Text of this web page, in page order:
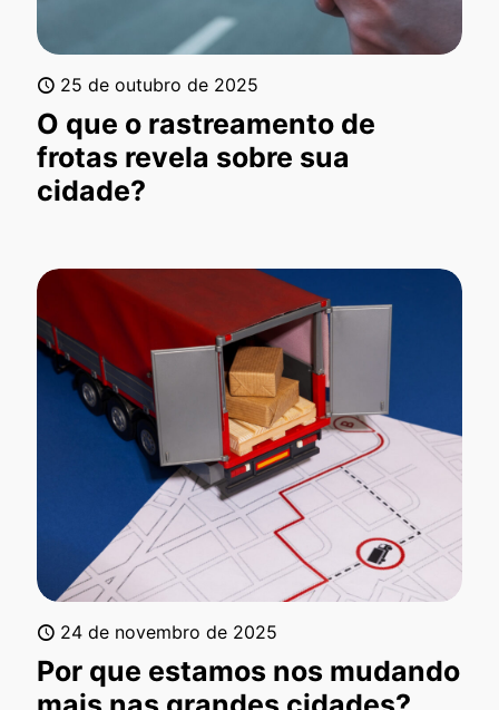
25 de outubro de 2025
O que o rastreamento de
frotas revela sobre sua
cidade?
24 de novembro de 2025
Por que estamos nos mudando